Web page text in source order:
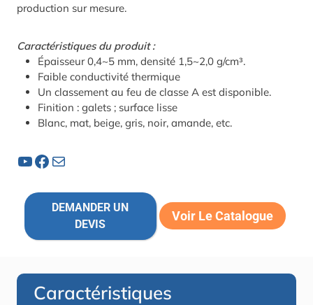
production sur mesure.
Caractéristiques du produit :
Épaisseur 0,4~5 mm, densité 1,5~2,0 g/cm³.
Faible conductivité thermique
Un classement au feu de classe A est disponible.
Finition : galets ; surface lisse
Blanc, mat, beige, gris, noir, amande, etc.
YouTube Facebook Courrier
DEMANDER UN
DEVIS
Voir Le Catalogue
Caractéristiques